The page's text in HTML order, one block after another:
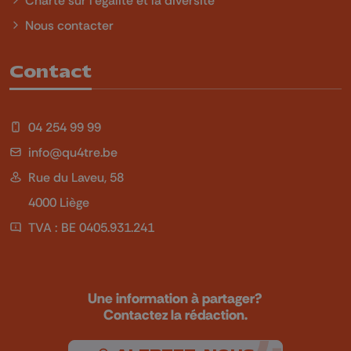
Nous contacter
Contact
04 254 99 99
info@qu4tre.be
Rue du Laveu, 58
4000 Liège
TVA : BE 0405.931.241
Une information à partager?
Contactez la rédaction.